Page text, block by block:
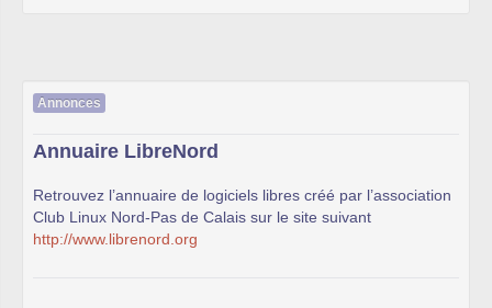
Annonces
Annuaire LibreNord
Retrouvez l’annuaire de logiciels libres créé par l’association
Club Linux Nord-Pas de Calais sur le site suivant
http://www.librenord.org